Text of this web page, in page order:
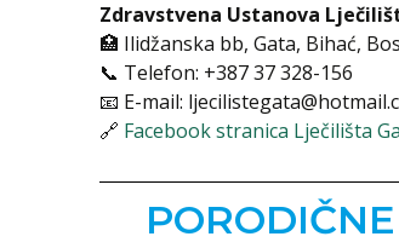
Zdravstvena Ustanova
🏥 Ilidžanska bb, Gata, Bihać,
📞 Telefon: +387 37 328-156
📧 E-mail:
🔗 Facebook stranica Lječilišta